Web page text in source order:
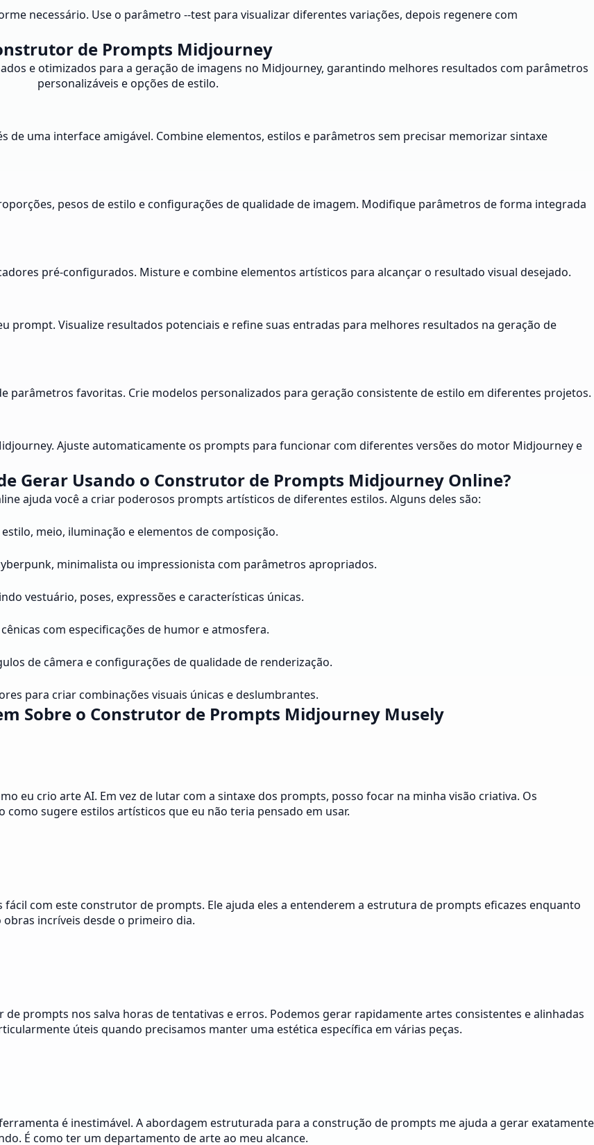
necessário. Use o parâmetro --test para visualizar diferentes variações, depois regenere com
de Prompts Midjourney
e otimizados para a geração de imagens no Midjourney, garantindo melhores resultados com parâmetros
personalizáveis e opções de estilo.
uma interface amigável. Combine elementos, estilos e parâmetros sem precisar memorizar sintaxe
pesos de estilo e configurações de qualidade de imagem. Modifique parâmetros de forma integrada
pré-configurados. Misture e combine elementos artísticos para alcançar o resultado visual desejado.
prompt. Visualize resultados potenciais e refine suas entradas para melhores resultados na geração de
parâmetros favoritas. Crie modelos personalizados para geração consistente de estilo em diferentes projetos.
Ajuste automaticamente os prompts para funcionar com diferentes versões do motor Midjourney e
Gerar Usando o Construtor de Prompts Midjourney Online?
ajuda você a criar poderosos prompts artísticos de diferentes estilos. Alguns deles são:
meio, iluminação e elementos de composição.
minimalista ou impressionista com parâmetros apropriados.
vestuário, poses, expressões e características únicas.
com especificações de humor e atmosfera.
de câmera e configurações de qualidade de renderização.
para criar combinações visuais únicas e deslumbrantes.
Sobre o Construtor de Prompts Midjourney Musely
eu crio arte AI. Em vez de lutar com a sintaxe dos prompts, posso focar na minha visão criativa. Os
sugere estilos artísticos que eu não teria pensado em usar.
com este construtor de prompts. Ele ajuda eles a entenderem a estrutura de prompts eficazes enquanto
incríveis desde o primeiro dia.
prompts nos salva horas de tentativas e erros. Podemos gerar rapidamente artes consistentes e alinhadas
úteis quando precisamos manter uma estética específica em várias peças.
é inestimável. A abordagem estruturada para a construção de prompts me ajuda a gerar exatamente
É como ter um departamento de arte ao meu alcance.